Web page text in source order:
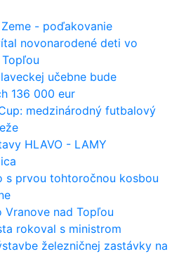
- poďakovanie
novonarodené deti vo
učebne bude
136 000 eur
medzinárodný futbalový
HLAVO - LAMY
s prvou tohtoročnou kosbou
Vranove nad Topľou
rokoval s ministrom
železničnej zastávky na